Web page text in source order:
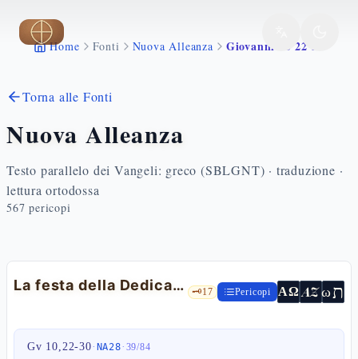
Vai al contenuto principale
Home Fonti Nuova Alleanza Giovanni 10 22 30
Torna alle Fonti
Nuova Alleanza
Testo parallelo dei Vangeli: greco (SBLGNT) · traduzione ·
lettura ortodossa
567 pericopi
La festa della Dedicazione — Gv 10,22-30 🗝️17 Pericopi ΑΩ AZωת
Gv 10,22-30· NA28· 39/84